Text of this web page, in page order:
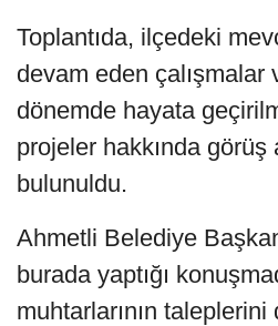
Toplantıda, ilçedeki
devam eden çalışmalar
dönemde hayata
projeler hakkında görüş
bulunuldu.
Ahmetli Belediye
burada yaptığı
muhtarlarının taleplerini